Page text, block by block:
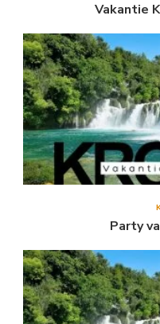
Vakantie
Party